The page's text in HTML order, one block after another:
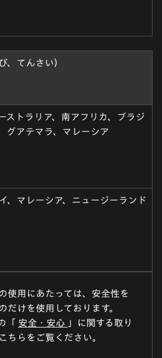
、てんさい）
ストラリア、南アフリカ、ブラジ
グアテマラ、マレーシア
、マレーシア、ニュージーランド
使用にあたっては、安全性を
だけを使用しております。
「 安全・安心 」に関する取り
ちらをご覧ください。